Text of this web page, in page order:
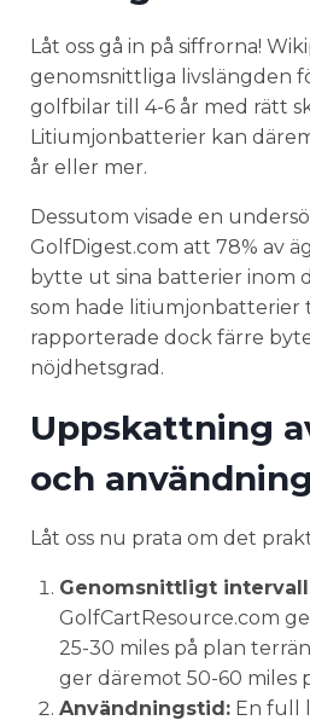
Låt oss gå in på siffrorna!
genomsnittliga livslängden
golfbilar till 4-6 år med rätt
Litiumjonbatterier kan
år eller mer.
Dessutom visade en
GolfDigest.com att 78% av
bytte ut sina batterier inom
som hade litiumjonbatterier
rapporterade dock färre
nöjdhetsgrad.
Uppskattning
och användning
Låt oss nu prata om det
Genomsnittligt
GolfCartResource.com
25-30 miles på plan
ger däremot 50-60 miles
Användningstid: En full